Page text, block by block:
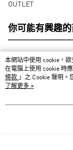
OUTLET
你可能有興趣
熱門標籤
本網站中使用 cookie，
在電腦上使用 cookie 時
條款 」之 Cookie 聲明
款之 Cookie 聲明使用
了解更多 >